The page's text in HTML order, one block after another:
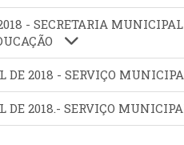
- SECRETARIA
DE 2018 - SERVIÇO
DE 2018.- SERVIÇO